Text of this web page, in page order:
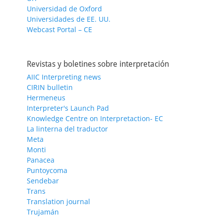
Universidad de Oxford
Universidades de EE. UU.
Webcast Portal – CE
Revistas y boletines sobre interpretación
AIIC Interpreting news
CIRIN bulletin
Hermeneus
Interpreter's Launch Pad
Knowledge Centre on Interpretaction- EC
La linterna del traductor
Meta
Monti
Panacea
Puntoycoma
Sendebar
Trans
Translation journal
Trujamán